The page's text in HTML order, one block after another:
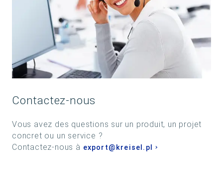
Contactez-nous
Vous avez des questions sur un produit, un projet
concret ou un service ?
Contactez-nous à export@kreisel.pl